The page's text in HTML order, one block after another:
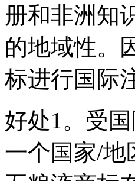
册和非洲知
的地域性。
标进行国际
好处1。受
一个国家/地